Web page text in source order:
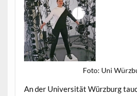
Foto: Uni
An der Uni­ver­sität Würzburg